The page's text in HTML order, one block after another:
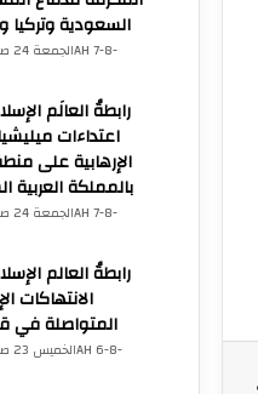
السعودية وتركيا
رابطةُ العالَم
اعتداءات
الإرهابية على
بالمملكة العربية
رابطةُ العالم
الانتهاكات
المتواصلة في